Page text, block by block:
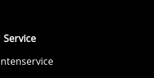
Service